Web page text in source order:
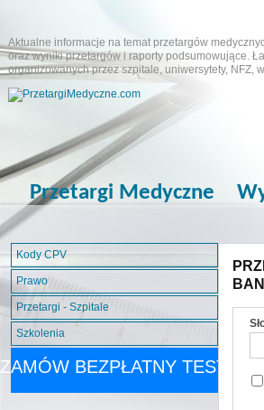
Aktualne informacje na temat przetargów
oraz wyniki przetargów i raporty podsumowujące.
organizowanych przez szpitale, uniwersytety, NFZ,
Przetargi Medyczne
Kody CPV
Prawo
Przetargi - Szpitale
Szkolenia
ZAMÓW BEZPŁATNY TEST